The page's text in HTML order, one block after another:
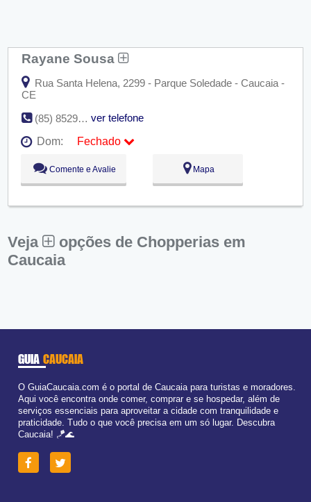
Rayane Sousa
Rua Santa Helena, 2299 - Parque Soledade - Caucaia -
CE
(85) 8529-1366
ver telefone
Dom:
Fechado
Seg:
Ter:
09:00 - 18:00
Qua:
09:00 - 18:00
Sex:
09:00 - 18:00
Dom:
Fechado
Comente e Avalie Mapa
Veja
opções de Chopperias em
Caucaia
GUIA CAUCAIA
O GuiaCaucaia.com é o portal de Caucaia para turistas e moradores.
Aqui você encontra onde comer, comprar e se hospedar, além de
serviços essenciais para aproveitar a cidade com tranquilidade e
praticidade. Tudo o que você precisa em um só lugar. Descubra
Caucaia! 🪁🌊